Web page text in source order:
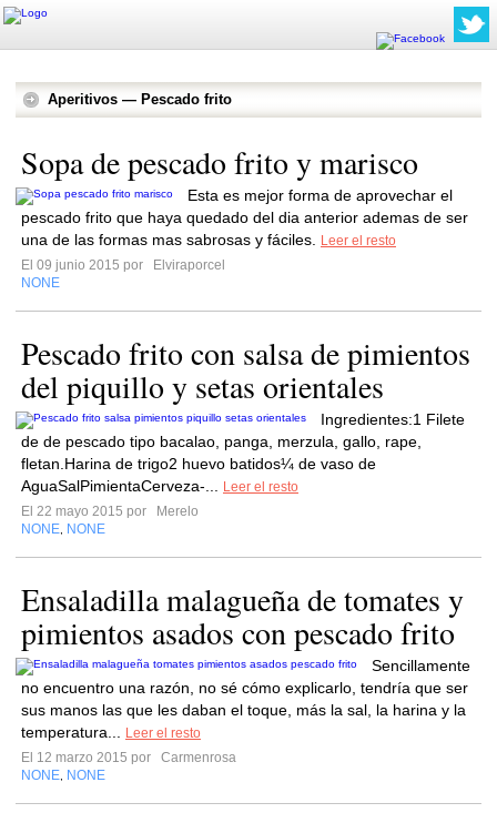
Aperitivos — Pescado frito
Sopa de pescado frito y marisco
Esta es mejor forma de aprovechar el
pescado frito que haya quedado del dia anterior ademas de ser
una de las formas mas sabrosas y fáciles.
Leer el resto
El 09 junio 2015 por
Elviraporcel
NONE
Pescado frito con salsa de pimientos
del piquillo y setas orientales
Ingredientes:1 Filete
de de pescado tipo bacalao, panga, merzula, gallo, rape,
fletan.Harina de trigo2 huevo batidos¼ de vaso de
AguaSalPimientaCerveza-...
Leer el resto
El 22 mayo 2015 por
Merelo
NONE NONE
Ensaladilla malagueña de tomates y
pimientos asados con pescado frito
Sencillamente
no encuentro una razón, no sé cómo explicarlo, tendría que ser
sus manos las que les daban el toque, más la sal, la harina y la
temperatura...
Leer el resto
El 12 marzo 2015 por
Carmenrosa
NONE NONE